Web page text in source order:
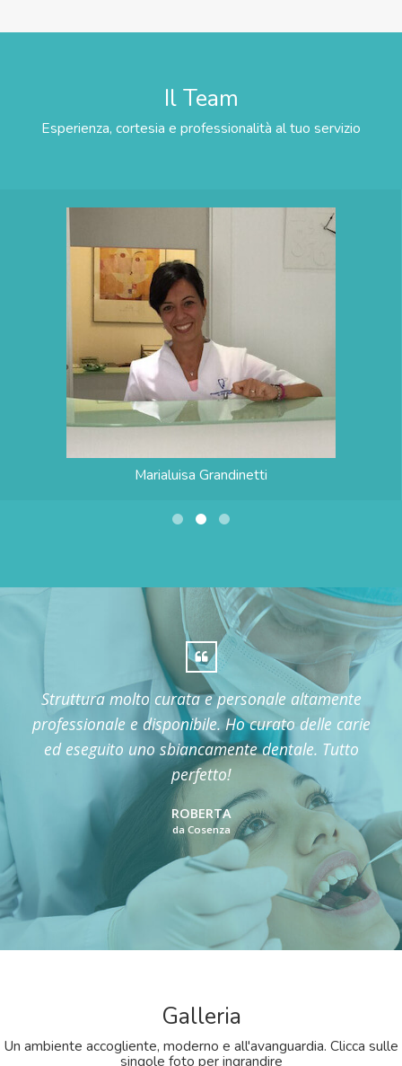
Il Team
Esperienza, cortesia e professionalità al tuo servizio
Marialuisa Grandinetti
Mio figlio, come la maggior parte dei bambini,
ha sempre avuto timore di andare dal dentista.
Grazie alla Dr. Formisani ed alla sua equipe
posso finalmente dire di aver risolto questo
problema. Vivamente consigliato a tutte le
famiglie!
GIACOMO
Galleria
Un ambiente accogliente, moderno e all'avanguardia. Clicca sulle
singole foto per ingrandire